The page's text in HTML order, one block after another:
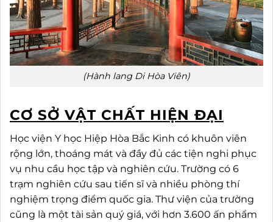
(Hành lang Di Hòa Viên)
CƠ SỞ VẬT CHẤT HIỆN ĐẠI
Học viện Y học Hiệp Hòa Bắc Kinh có khuôn viên
rộng lớn, thoáng mát và đầy đủ các tiện nghi phục
vụ nhu cầu học tập và nghiên cứu. Trường có 6
trạm nghiên cứu sau tiến sĩ và nhiều phòng thí
nghiệm trọng điểm quốc gia. Thư viện của trường
cũng là một tài sản quý giá, với hơn 3.600 ấn phẩm